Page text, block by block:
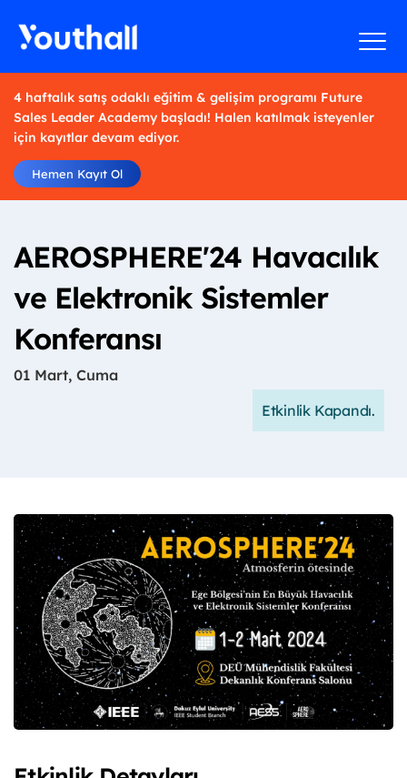
4 haftalık satış odaklı eğitim & gelişim programı Future
Sales Leader Academy başladı! Halen katılmak isteyenler
için kayıtlar devam ediyor.
Hemen Kayıt Ol
AEROSPHERE'24 Havacılık
ve Elektronik Sistemler
Konferansı
01 Mart, Cuma
Etkinlik Kapandı.